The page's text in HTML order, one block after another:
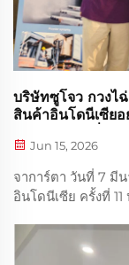
บริษัทซูโจว กวงไ
สินค้าอินโดนีเซียอ
เติมJun 15, 2026
จาการ์ตา วันที่ 7 มี
อินโดนีเซีย ครั้งที่
Kemayoran กรุง
จำกัด ได้นำเสนอ